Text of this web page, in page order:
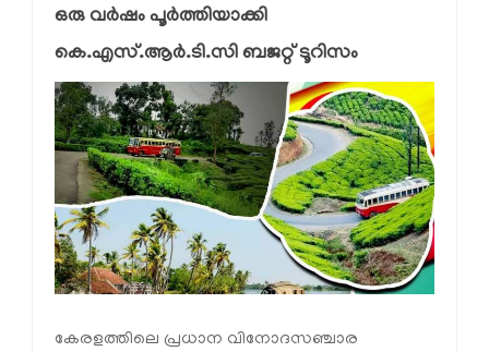
ഒരു വര്‍ഷം പൂര്‍ത്തിയാക്കി
കെ.എസ്.ആര്‍.ടി.സി ബജറ്റ് ടൂറിസം
കേരളത്തിലെ പ്രധാന വിനോദസഞ്ചാര